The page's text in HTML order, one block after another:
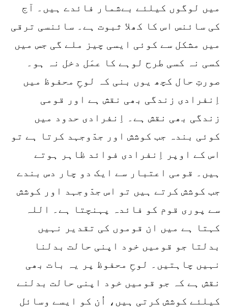
میں لوگوں کیلئے بےشمار فائدے ہیں۔ آج
کی سائنس اس کا کھلا ثبوت ہے۔ سائنسی ترقی
میں مشکل سے کوئی ایسی چیز ملے گی جس میں
کسی نہ کسی طرح لوہے کا عمَل دخل نہ ہو۔
صورتِ حال کچھ یوں بنی کہ لوحِ محفوظ میں
اِنفرادی زندگی بھی نقش ہے اور قومی
زندگی بھی نقش ہے۔ اِنفرادی حدود میں
کوئی بندہ جب کوشش اور جدّوجہد کرتا ہے تو
اس کے اوپر اِنفرادی فوائد ظاہر ہوتے
ہیں۔ قومی اعتبار سے ایک دو چار دس بندے
جب کوشش کرتے ہیں تو اس جدّوجہد اور کوشش
سے پوری قوم کو فائدہ پہنچتا ہے۔ اللہ
کہتا ہے میں ان قوموں کی تقدیر نہیں
بدلتا جو قومیں خود اپنی حالت بدلنا
نہیں چاہتیں۔ لوحِ محفوظ پر یہ بات بھی
نقش ہے کہ جو قومیں خود اپنی حالت بدلنے
کیلئے کوشش کرتی ہیں، اُن کو ایسے وسائل